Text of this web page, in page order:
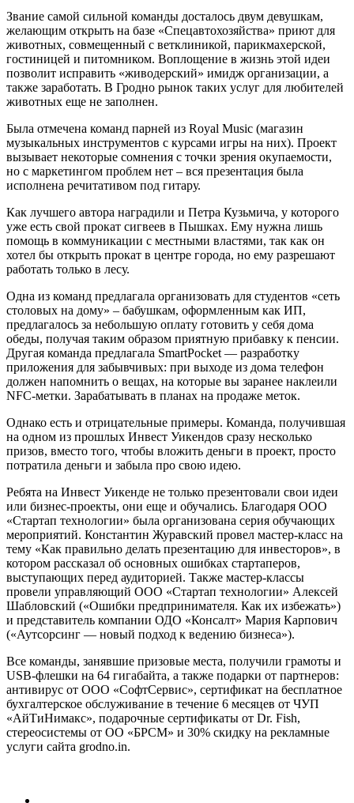
Звание самой сильной команды досталось двум девушкам,
желающим открыть на базе «Спецавтохозяйства» приют для
животных, совмещенный с ветклиникой, парикмахерской,
гостиницей и питомником. Воплощение в жизнь этой идеи
позволит исправить «живодерский» имидж организации, а
также заработать. В Гродно рынок таких услуг для любителей
животных еще не заполнен.
Была отмечена команд парней из Royal Music (магазин
музыкальных инструментов с курсами игры на них). Проект
вызывает некоторые сомнения с точки зрения окупаемости,
но с маркетингом проблем нет – вся презентация была
исполнена речитативом под гитару.
Как лучшего автора наградили и Петра Кузьмича, у которого
уже есть свой прокат сигвеев в Пышках. Ему нужна лишь
помощь в коммуникации с местными властями, так как он
хотел бы открыть прокат в центре города, но ему разрешают
работать только в лесу.
Одна из команд предлагала организовать для студентов «сеть
столовых на дому» – бабушкам, оформленным как ИП,
предлагалось за небольшую оплату готовить у себя дома
обеды, получая таким образом приятную прибавку к пенсии.
Другая команда предлагала SmartPocket — разработку
приложения для забывчивых: при выходе из дома телефон
должен напомнить о вещах, на которые вы заранее наклеили
NFC-метки. Зарабатывать в планах на продаже меток.
Однако есть и отрицательные примеры. Команда, получившая
на одном из прошлых Инвест Уикендов сразу несколько
призов, вместо того, чтобы вложить деньги в проект, просто
потратила деньги и забыла про свою идею.
Ребята на Инвест Уикенде не только презентовали свои идеи
или бизнес-проекты, они еще и обучались. Благодаря ООО
«Стартап технологии» была организована серия обучающих
мероприятий. Константин Журавский провел мастер-класс на
тему «Как правильно делать презентацию для инвесторов», в
котором рассказал об основных ошибках стартаперов,
выступающих перед аудиторией. Также мастер-классы
провели управляющий ООО «Стартап технологии» Алексей
Шабловский («Ошибки предпринимателя. Как их избежать»)
и представитель компании ОДО «Консалт» Мария Карпович
(«Аутсорсинг — новый подход к ведению бизнеса»).
Все команды, занявшие призовые места, получили грамоты и
USB-флешки на 64 гигабайта, а также подарки от партнеров:
антивирус от ООО «СофтСервис», сертификат на бесплатное
бухгалтерское обслуживание в течение 6 месяцев от ЧУП
«АйТиНимакс», подарочные сертификаты от Dr. Fish,
стереосистемы от ОО «БРСМ» и 30% скидку на рекламные
услуги сайта grodno.in.